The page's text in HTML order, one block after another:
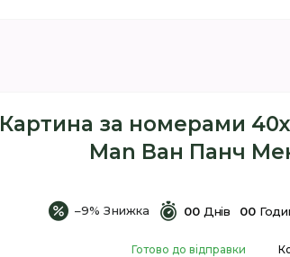
Картина за номерами
Man Ван Панч
–9% 00 Днів 00
Готово до відправки